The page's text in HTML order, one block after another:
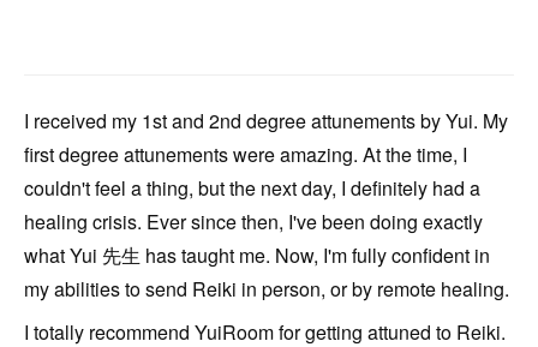
I received my 1st and 2nd degree attunements by Yui. My
first degree attunements were amazing. At the time, I
couldn't feel a thing, but the next day, I definitely had a
healing crisis. Ever since then, I've been doing exactly
what Yui 先生 has taught me. Now, I'm fully confident in
my abilities to send Reiki in person, or by remote healing.
I totally recommend YuiRoom for getting attuned to Reiki.